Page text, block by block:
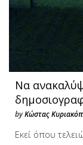
Να
byΚώστας
Eκεί όπου